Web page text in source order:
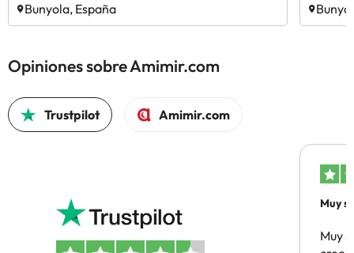
Bunyola, España
Opiniones sobre Amimir.com
Trustpilot Amimir.com
Muy
Muy